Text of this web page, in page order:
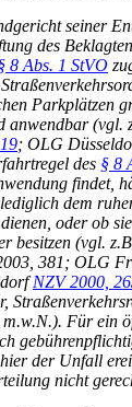
seiner
des
8 Abs. 1 StVO
Parkplätzen
anwendbar (vgl.
; OLG
des § 8
findet,
dem
oder ob
besitzen (vgl.
381; OLG
NZV 2000,
m.w.N.). Für ein
der Unfall
nicht